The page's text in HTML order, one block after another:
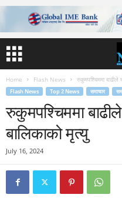
Home Flash News रुकुमपश्चिममा बाढीले
Flash News Top 2 News समाचार
रुकुमपश्चिममा
बालिकाको मृत्यु
July 16, 2024